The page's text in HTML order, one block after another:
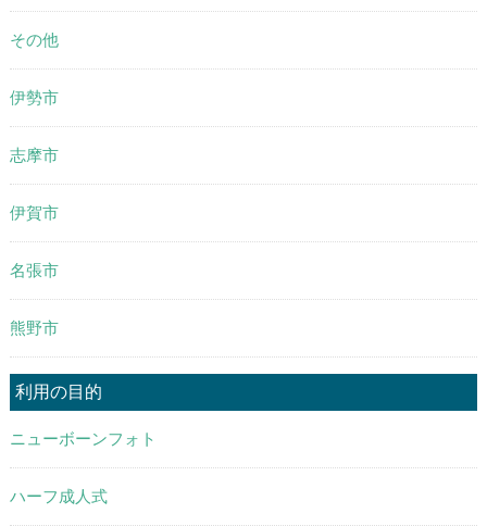
その他
伊勢市
志摩市
伊賀市
名張市
熊野市
利用の目的
ニューボーンフォト
ハーフ成人式